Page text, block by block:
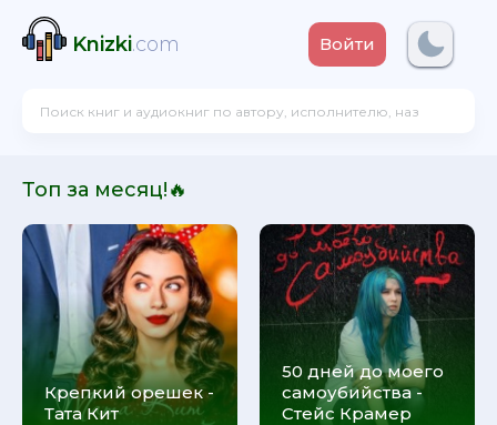
Knizki.com Войти
Топ за месяц!🔥
Крепкий орешек -
Тата Кит
50 дней до моего
самоубийства -
Стейс Крамер